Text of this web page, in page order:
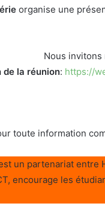
organise une
Nous
de la réunion: https://
toute information
un partenariat entre
encourage les